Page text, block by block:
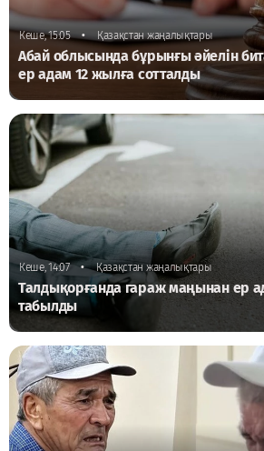
Кеше, 15:05 • Қазақстан жаңалықтары
Абай облысында бұрынғы әйелін
ер адам 12 жылға сотталды
Кеше, 14:07 • Қазақстан жаңалықтары
Талдықорғанда гараж маңынан ер
табылды